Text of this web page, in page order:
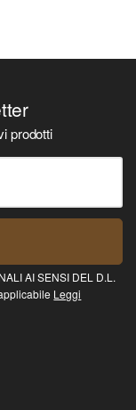
prodotti
AI SENSI DEL D.L.
Leggi